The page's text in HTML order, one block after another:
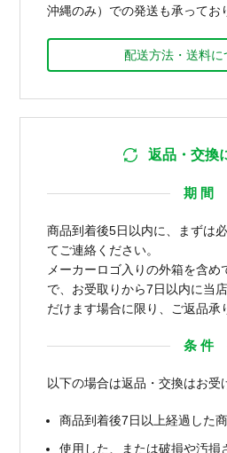
沖縄のみ）での発送も承ってお
配送方法・送料に
返品・交換
期 間
商品到着後5日以内に、まずは
てご連絡ください。
メーカーロゴ入りの外箱を含め
で、お受取りから7日以内に当
だけます場合に限り、ご返品承
条 件
以下の場合は返品・交換はお受
商品到着後7日以上経過した
使用した、または破損や汚損